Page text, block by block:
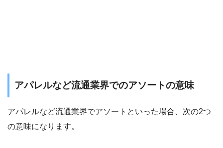
アパレルなど流通業界でのアソートの意味
アパレルなど流通業界でアソートといった場合、次の2つ
の意味になります。